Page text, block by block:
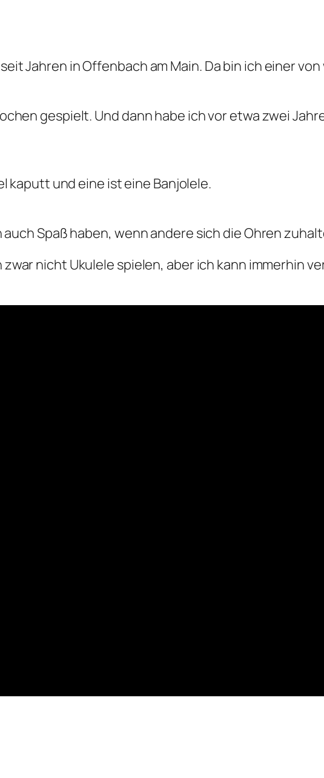
Jahren in Offenbach am Main. Da bin ich einer
gespielt. Und dann habe ich vor etwa zwei
kaputt und eine ist eine Banjolele.
Spaß haben, wenn andere sich die Ohren
nicht Ukulele spielen, aber ich kann immerhin